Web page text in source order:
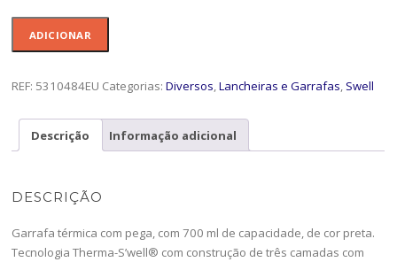
c/pega
Onyx
-5310484EU-
ADICIONAR
REF: 5310484EU Categorias:Diversos,Lancheiras e Garrafas, Swell
Descrição Informação adicional
DESCRIÇÃO
Garrafa térmica com pega, com 700 ml de capacidade, de cor preta.
Tecnologia Therma-S’well® com construção de três camadas com